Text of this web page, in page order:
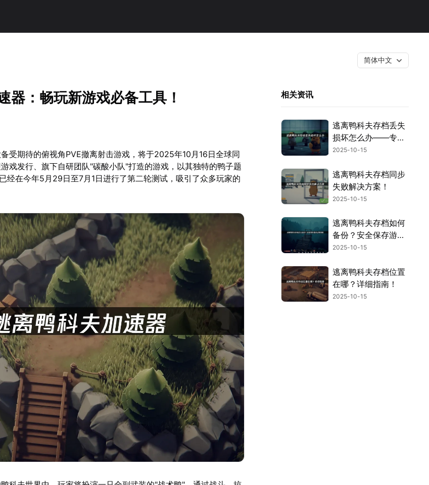
简体中文
器：畅玩新游戏必备工具！
备受期待的俯视角PVE撤离射击游戏，将于2025年10月16日全球同
戏发行、旗下自研团队"碳酸小队"打造的游戏，以其独特的鸭子题
经在今年5月29日至7月1日进行了第二轮测试，吸引了众多玩家的
相关资讯
逃离鸭科夫存档丢失
损坏怎么办——专业
解决方案！
2025-10-15
逃离鸭科夫存档同步
失败解决方案！
2025-10-15
逃离鸭科夫存档如何
备份？安全保存游戏
进度攻略！
2025-10-15
逃离鸭科夫存档位置
在哪？详细指南！
2025-10-15